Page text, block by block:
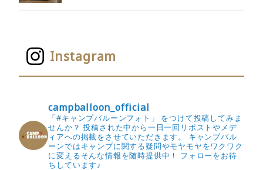
Instagram
campballoon_official
「#キャンプバルーンフォト」 をつけて投稿してみま
せんか？ 投稿された中から一日一回リポストやメデ
ィアへの掲載をさせていただきます。
キャンプバル
ーンではキャンプに関する疑問やモヤモヤをワクワク
に変えるそんな情報を随時提供中！
フォローをお待
ちしています♪